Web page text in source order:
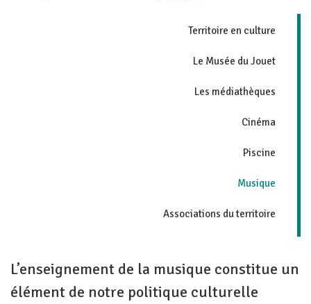
Territoire en culture
Le Musée du Jouet
Les médiathèques
Cinéma
Piscine
Musique
Associations du territoire
L’enseignement de la musique constitue un
élément de notre politique culturelle